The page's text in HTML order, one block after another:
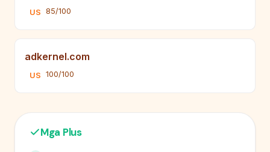
US 85/100
adkernel.com
US 100/100
Mga Plus